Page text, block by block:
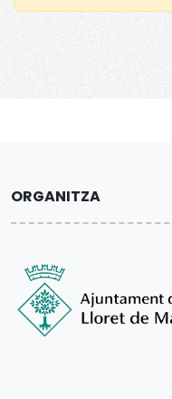
ORGANITZA